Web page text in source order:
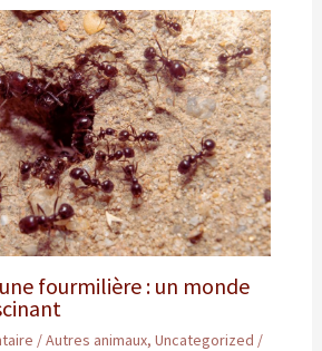
fourmilière : un monde
/Autres animaux, Uncategorized /